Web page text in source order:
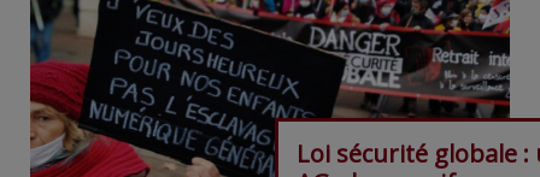
Loi sécurité globale :